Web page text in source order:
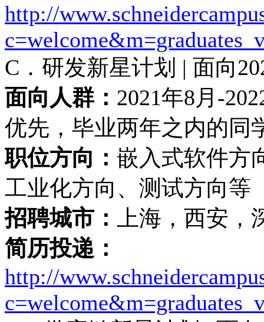
http://
C．研发新星计划 | 面向
面向人群： 2021年8月-
优先，毕业两年之内的同
职位方向： 嵌入式软件方
工业化方向、测试方向等
招聘城市：
上海，西安
简历投递：
http://